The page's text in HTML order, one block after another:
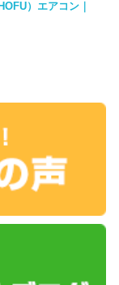
）エアコン｜